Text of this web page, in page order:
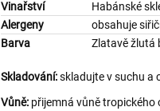
Vinařství
Habánské
Alergeny
obsahuje
Barva
Zlatavě žlutá
Skladování:skladujte v suchu a
Vůně: přijemná vůně tropického